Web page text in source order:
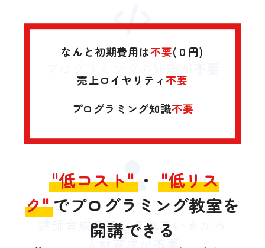
なんと初期費用は不要(０円)
売上ロイヤリティ不要
プログラミング知識不要
"低コスト"・ "低リス
ク"でプログラミング教室を
開講できる
講師育成まで含まれているから
人材育成が 不要